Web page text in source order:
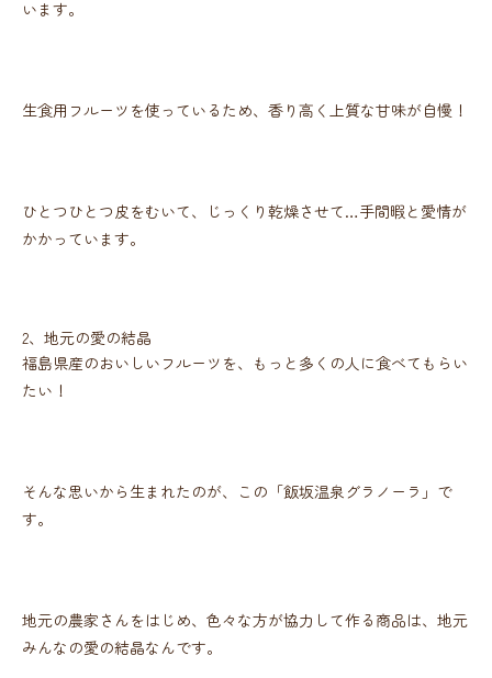
います。
生食用フルーツを使っているため、香り高く上質な甘味が自慢！
ひとつひとつ皮をむいて、じっくり乾燥させて…手間暇と愛情が
かかっています。
2、地元の愛の結晶
福島県産のおいしいフルーツを、もっと多くの人に食べてもらい
たい！
そんな思いから生まれたのが、この「飯坂温泉グラノーラ」で
す。
地元の農家さんをはじめ、色々な方が協力して作る商品は、地元
みんなの愛の結晶なんです。